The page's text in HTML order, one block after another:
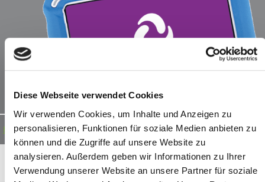
Diese Webseite verwendet Cookies
Wir verwenden Cookies, um Inhalte und Anzeigen zu
personalisieren, Funktionen für soziale Medien anbieten zu
können und die Zugriffe auf unsere Website zu
analysieren. Außerdem geben wir Informationen zu Ihrer
Verwendung unserer Website an unsere Partner für soziale
Produkt ansehen